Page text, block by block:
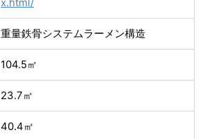
重量鉄骨システムラーメン構造
104.5㎡
23.7㎡
40.4㎡